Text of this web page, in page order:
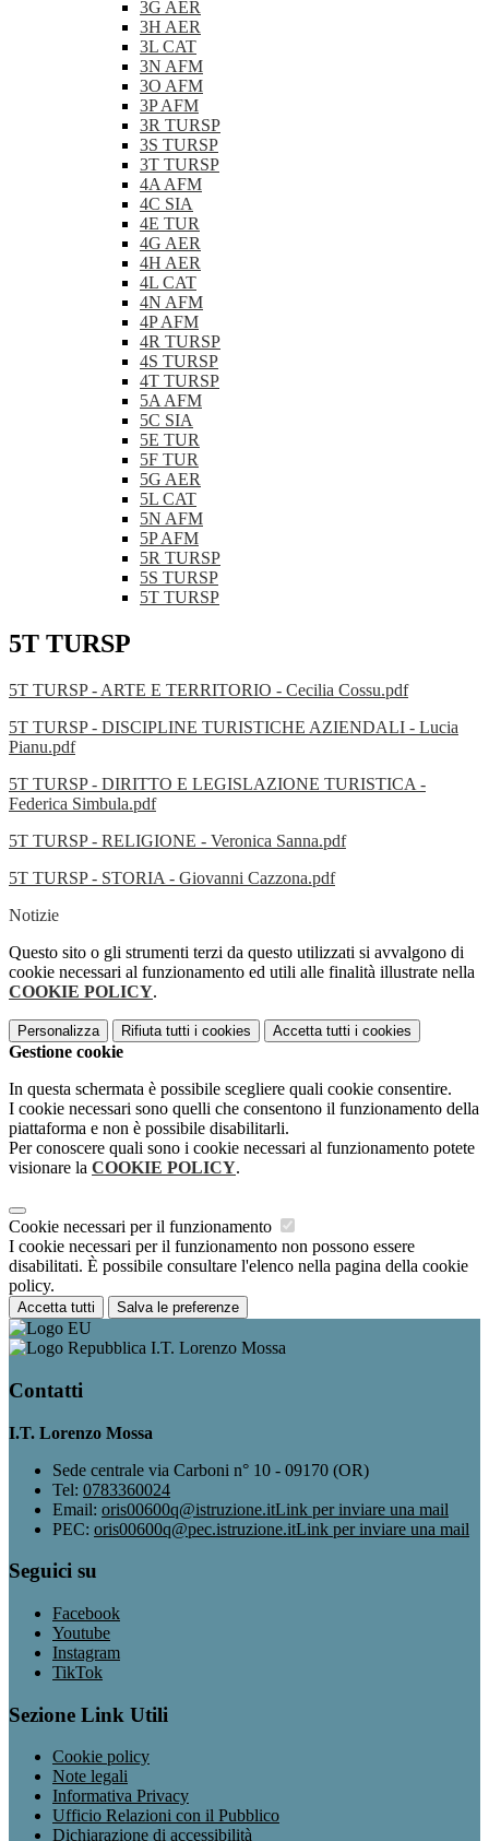
3G AER
3H AER
3L CAT
3N AFM
3O AFM
3P AFM
3R TURSP
3S TURSP
3T TURSP
4A AFM
4C SIA
4E TUR
4G AER
4H AER
4L CAT
4N AFM
4P AFM
4R TURSP
4S TURSP
4T TURSP
5A AFM
5C SIA
5E TUR
5F TUR
5G AER
5L CAT
5N AFM
5P AFM
5R TURSP
5S TURSP
5T TURSP
5T TURSP
5T TURSP - ARTE E TERRITORIO - Cecilia Cossu.pdf
5T TURSP - DISCIPLINE TURISTICHE AZIENDALI - Lucia
Pianu.pdf
5T TURSP - DIRITTO E LEGISLAZIONE TURISTICA -
Federica Simbula.pdf
5T TURSP - RELIGIONE - Veronica Sanna.pdf
5T TURSP - STORIA - Giovanni Cazzona.pdf
Notizie
Questo sito o gli strumenti terzi da questo utilizzati si avvalgono di
cookie necessari al funzionamento ed utili alle finalità illustrate nella
COOKIE POLICY.
Personalizza Rifiuta tutti i cookies Accetta tutti i cookies
Gestione cookie
In questa schermata è possibile scegliere quali cookie consentire.
I cookie necessari sono quelli che consentono il funzionamento della
piattaforma e non è possibile disabilitarli.
Per conoscere quali sono i cookie necessari al funzionamento potete
visionare la COOKIE POLICY.
Cookie necessari per il funzionamento
I cookie necessari per il funzionamento non possono essere
disabilitati. È possibile consultare l'elenco nella pagina della cookie
policy.
Accetta tutti Salva le preferenze
I.T. Lorenzo Mossa
Contatti
I.T. Lorenzo Mossa
Sede centrale via Carboni n° 10 - 09170 (OR)
Tel: 0783360024
Email: oris00600q@istruzione.itLink per inviare una mail
PEC: oris00600q@pec.istruzione.itLink per inviare una mail
Seguici su
Facebook
Youtube
Instagram
TikTok
Sezione Link Utili
Cookie policy
Note legali
Informativa Privacy
Ufficio Relazioni con il Pubblico
Dichiarazione di accessibilità